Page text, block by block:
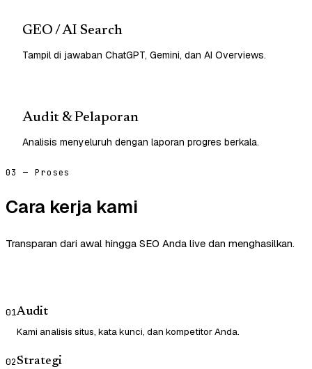
GEO / AI Search
Tampil di jawaban ChatGPT, Gemini, dan AI Overviews.
Audit & Pelaporan
Analisis menyeluruh dengan laporan progres berkala.
03 — Proses
Cara kerja kami
Transparan dari awal hingga SEO Anda live dan menghasilkan.
01Audit
Kami analisis situs, kata kunci, dan kompetitor Anda.
02Strategi